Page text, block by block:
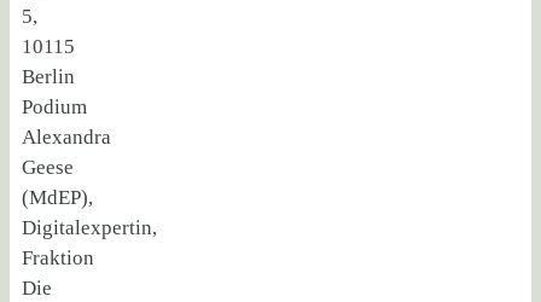
5,
10115
Berlin
Podium
Alexandra
Geese
(MdEP),
Digitalexpertin,
Fraktion
Die